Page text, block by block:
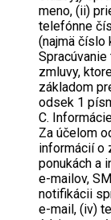
meno, (ii)
telefónne
(najmä číslo
zmluvy,
základom
odsek 1
C.
Za účelom
informácií o
ponukách a
e-mailov,
notifikácii
e-mail, (iv)